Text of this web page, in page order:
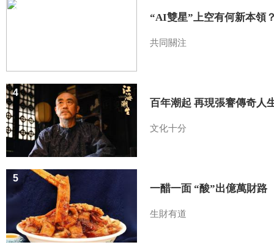
“AI雙星”上空有何新本領
共同關注
3
百年潮起 再現張謇傳奇人
文化十分
4
一醋一面 “酸”出億萬財路
生財有道
5